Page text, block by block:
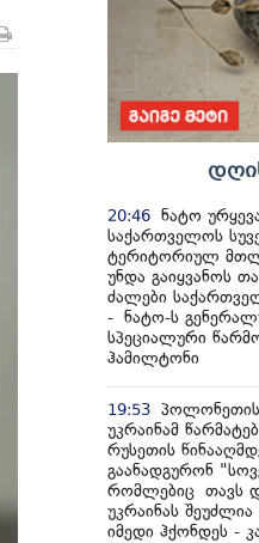
20:46 ნატო
საქართველოს
ტერიტორიულ
უნდა გაიყვანოს
ძალები
- ნატო-ს
სპეციალური
ჰამილტონი
19:53
უკრაინამ
რუსეთის
გაანადგურონ
რომლებიც თავს
უკრაინას
იმედი ჰქონდეს -